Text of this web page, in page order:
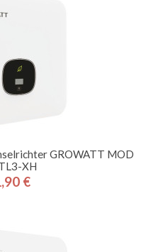
GROWATT MOD
XH
Preis
€